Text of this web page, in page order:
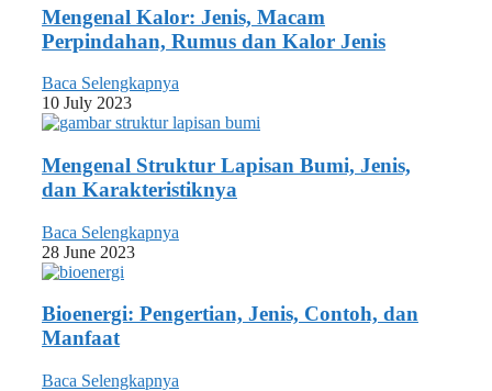
Mengenal Kalor: Jenis, Macam
Perpindahan, Rumus dan Kalor Jenis
Baca Selengkapnya
10 July 2023
Mengenal Struktur Lapisan Bumi, Jenis,
dan Karakteristiknya
Baca Selengkapnya
28 June 2023
Bioenergi: Pengertian, Jenis, Contoh, dan
Manfaat
Baca Selengkapnya